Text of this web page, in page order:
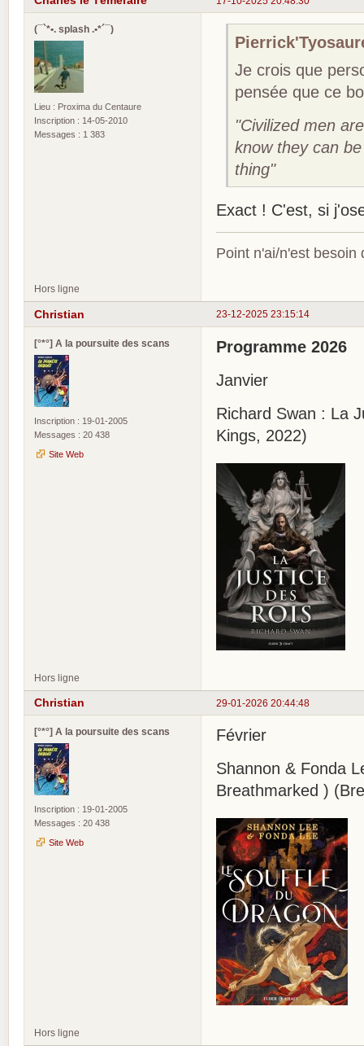
(¯`*•. splash .•*´¯)
Lieu : Proxima du Centaure
Inscription : 14-05-2010
Messages : 1 383
Je crois que
pensée que ce
"Civilized men
know they can
thing"
Exact ! C'est, si
Point n'ai/n'est besoin
Hors ligne
23-12-2025 23:15:14
Christian
[°*°] A la poursuite des scans
Inscription : 19-01-2005
Messages : 20 438
Site Web
Programme 2026
Janvier
Richard Swan : La
Kings, 2022)
Hors ligne
29-01-2026 20:44:48
Christian
[°*°] A la poursuite des scans
Inscription : 19-01-2005
Messages : 20 438
Site Web
Février
Shannon & Fonda
Breathmarked )
Hors ligne